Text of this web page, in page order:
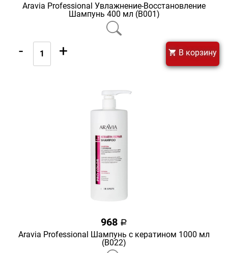
Aravia Professional Увлажнение-Восстановление
Шампунь 400 мл (В001)
- + В корзину
968 a
Aravia Professional Шампунь с кератином 1000 мл
(В022)